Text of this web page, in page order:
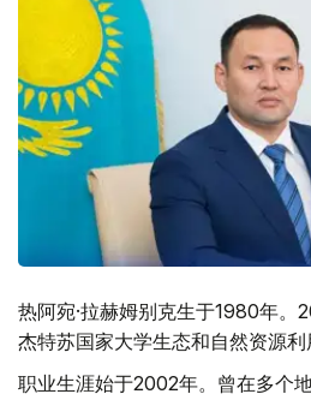
热阿宛·拉赫姆别克生于1980年。
杰特苏国家大学生态和自然资源利
职业生涯始于2002年。曾在多个